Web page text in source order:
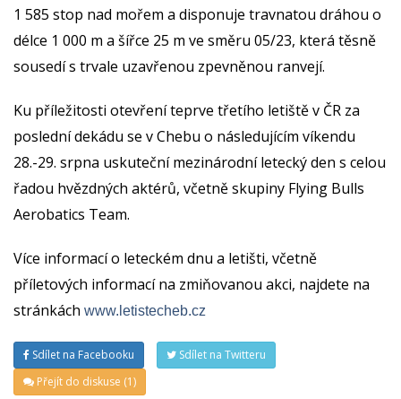
1 585 stop nad mořem a disponuje travnatou dráhou o
délce 1 000 m a šířce 25 m ve směru 05/23, která těsně
sousedí s trvale uzavřenou zpevněnou ranvejí.
Ku příležitosti otevření teprve třetího letiště v ČR za
poslední dekádu se v Chebu o následujícím víkendu
28.-29. srpna uskuteční mezinárodní letecký den s celou
řadou hvězdných aktérů, včetně skupiny Flying Bulls
Aerobatics Team.
Více informací o leteckém dnu a letišti, včetně
příletových informací na zmiňovanou akci, najdete na
stránkách www.letistecheb.cz
Sdílet na Facebooku
Sdílet na Twitteru
Přejít do diskuse (1)